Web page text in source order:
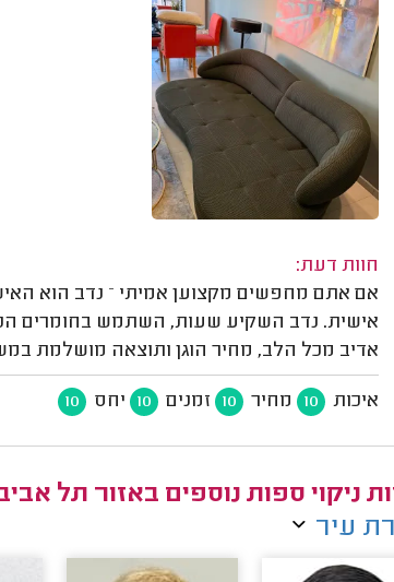
חוות דעת:
אם אתם מחפשים מקצוען אמיתי – נדב הוא
אדיב מכל הלב, מחיר הוגן ותוצאה מושלמת
איכות 10 מחיר 10 זמנים 10 יחס 10
ניקוי ספות נוספים באזור תל
עיר